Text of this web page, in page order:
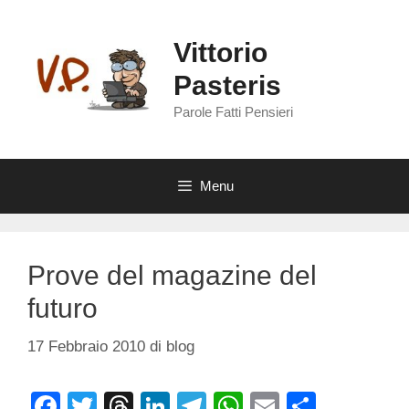
contenuto
Vittorio
Pasteris
Parole Fatti Pensieri
Menu
Prove del magazine del
futuro
17 Febbraio 2010 di blog